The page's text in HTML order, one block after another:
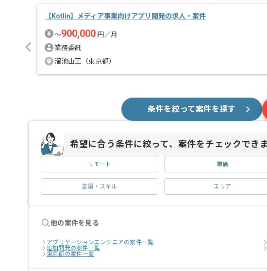
【Kotlin】メディア事業向けアプリ開発の求人・案件
〜900,000 円／月
業務委託
溜池山王（東京都）
条件を絞って案件を探す
希望に合う条件に絞って、案件をチェックでき
リモート 単価
言語・スキル エリア
他の案件を見る
アプリケーションエンジニアの案件一覧
追加開発の案件一覧
東京都の案件一覧